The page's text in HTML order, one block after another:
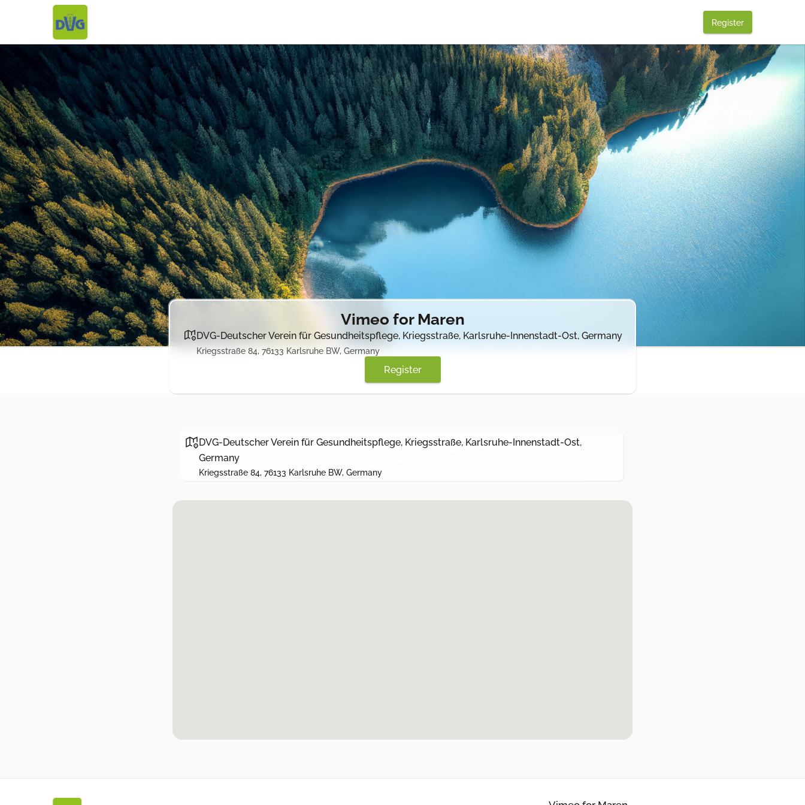
Register
Vimeo for Maren
DVG-Deutscher Verein für Gesundheitspflege, Kriegsstraße, Karlsruhe-Innenstadt-Ost, Germany
Kriegsstraße 84, 76133 Karlsruhe BW, Germany
Register
DVG-Deutscher Verein für Gesundheitspflege, Kriegsstraße, Karlsruhe-Innenstadt-Ost,
Germany
Kriegsstraße 84, 76133 Karlsruhe BW, Germany